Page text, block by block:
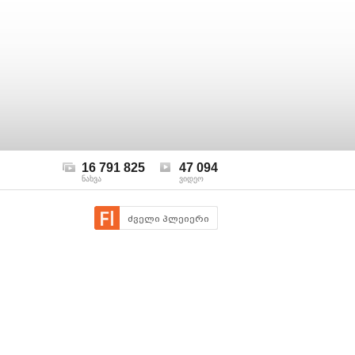
16 791 825
ნახვა
47 094
ვიდეო
ძველი პლეიერი